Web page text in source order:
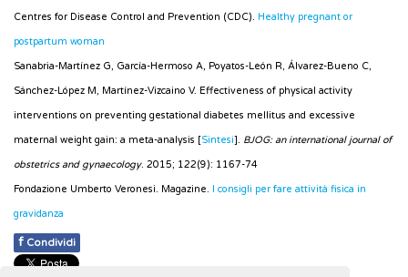
Centres for Disease Control and Prevention (CDC). Healthy pregnant or
postpartum woman
Sanabria-Martínez G, García-Hermoso A, Poyatos-León R, Álvarez-Bueno C,
Sánchez-López M, Martínez-Vizcaino V. Effectiveness of physical activity
interventions on preventing gestational diabetes mellitus and excessive
maternal weight gain: a meta-analysis [Sintesi]. BJOG: an international journal of
obstetrics and gynaecology. 2015; 122(9): 1167-74
Fondazione Umberto Veronesi. Magazine. I consigli per fare attività fisica in
gravidanza
f Condividi